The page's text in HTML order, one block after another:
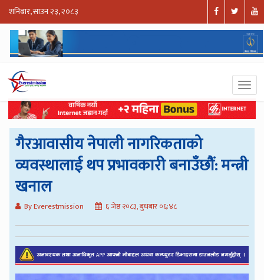
शनिबार, साउन २३, २०८३
गैरआवासीय नेपाली नागरिकताको
व्यवस्थालाई थप प्रभावकारी बनाउँछौं: मन्त्री
खनाल
By Everestmission ६ जेष्ठ २०८३, बुधबार ०६:४८